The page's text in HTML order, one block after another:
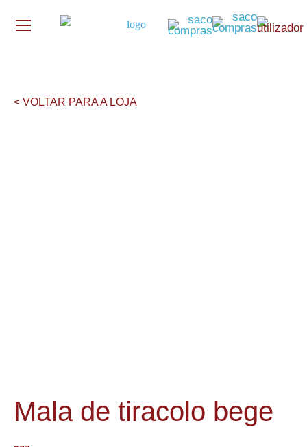
< VOLTAR PARA A LOJA
Mala de tiracolo bege